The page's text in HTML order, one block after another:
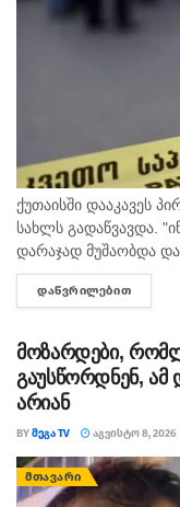
“მედიქლაბში”
ქუთაისში დააკავეს
სახლს გადაწვავდა.
დარაჯად მუშაობდა
ობიექტზე აიყვანეს.
სისხლის სამართლის
ᲓᲐᲬᲕᲠᲘᲚᲔᲑᲘᲗ
მოზარდები,
გაუსწორდნენ, ამ
არიან
BYᲛᲔᲒᲐ TV ᲐᲒᲕᲘᲡᲢᲝ 8, 2026
ᲛᲗᲐᲕᲐᲠᲘ